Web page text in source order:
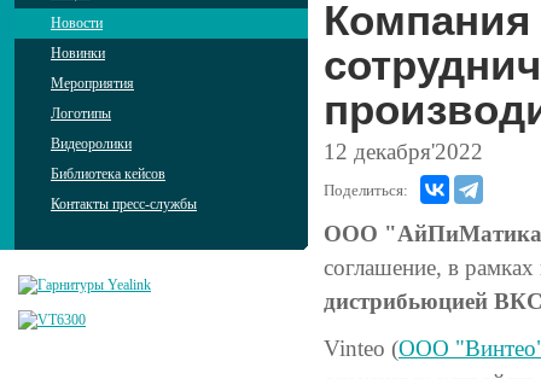
Новости
Новинки
Мероприятия
Логотипы
Видеоролики
Библиотека кейсов
Контакты пресс-службы
12 декабря'2022
Поделиться:
ООО
соглашение, в
дистрибьюцией
Vinteo (ООО